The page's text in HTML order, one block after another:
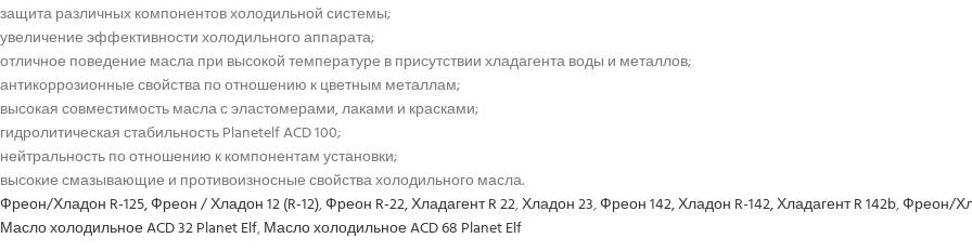
защита различных компонентов холодильной системы;
увеличение эффективности холодильного аппарата;
отличное поведение масла при высокой температуре в присутствии хладагента воды и металлов;
антикоррозионные свойства по отношению к цветным металлам;
высокая совместимость масла с эластомерами, лаками и красками;
гидролитическая стабильность Planetelf ACD 100;
нейтральность по отношению к компонентам установки;
высокие смазывающие и противоизносные свойства холодильного масла.
Фреон/Хладон R-125,Фреон / Хладон 12 (R-12),Фреон R-22, Хладагент R 22,Хладон 23,Фреон 142, Хладон R-142, Хладагент R 142b,Фреон/
Масло холодильное ACD 32 Planet Elf,Масло холодильное ACD 68 Planet Elf